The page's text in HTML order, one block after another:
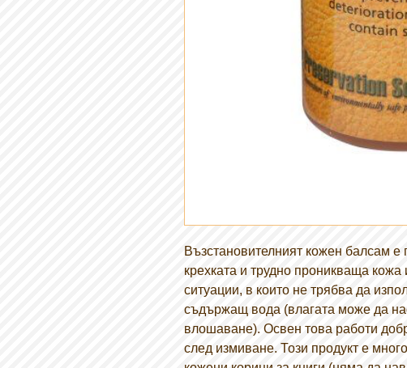
Възстановителният кожен балсам е
крехката и трудно проникваща
ситуации, в които не трябва да
съдържащ вода (влагата може да
влошаване). Освен това работи
след измиване. Този продукт е